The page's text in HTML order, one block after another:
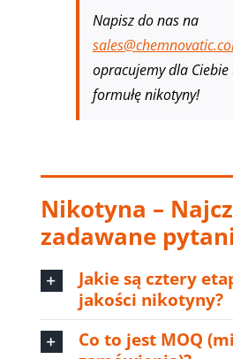
Napisz do nas na
opracujemy dla
formułę nikotyny!
Nikotyna –
zadawane
Jakie są cztery
jakości nikotyny?
Co to jest MOQ